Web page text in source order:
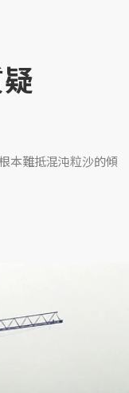
本難抵混沌粒沙的傾